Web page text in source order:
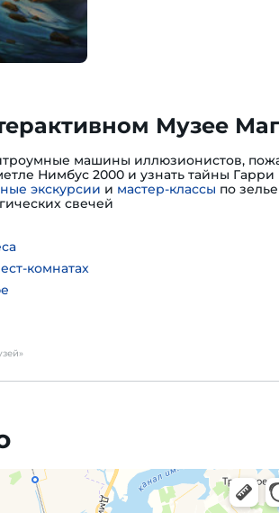
Музее
машины иллюзионистов,
Нимбус 2000 и узнать тайны Гарри
экскурсии и мастер-классы по
свечей
комнатах